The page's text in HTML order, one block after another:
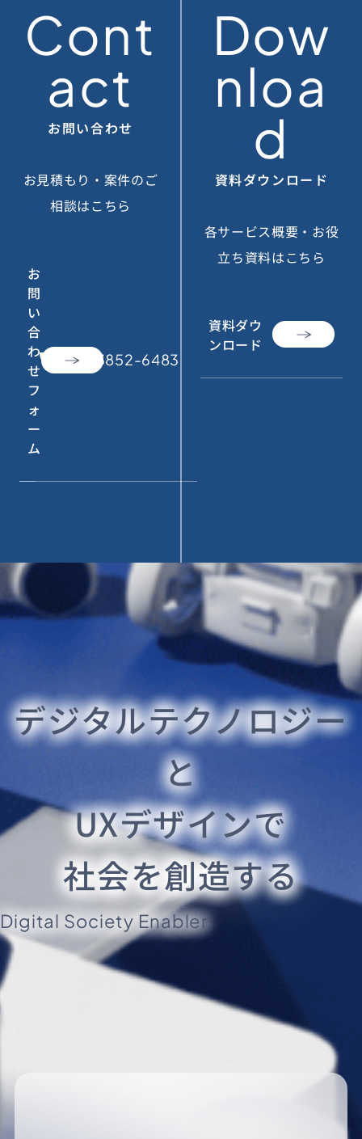
Cont
act
お問い合わせ
お見積もり・案件のご
相談はこちら
お
問
い
合
わ
せ
フ
ォ
ー
ム
call 050-3852-6483
Dow
nloa
d
資料ダウンロード
各サービス概要・お役
立ち資料はこちら
資料ダウ
ンロード
デジタルテクノロジー
と
UXデザインで
社会を創造する
Digital Society Enabler.